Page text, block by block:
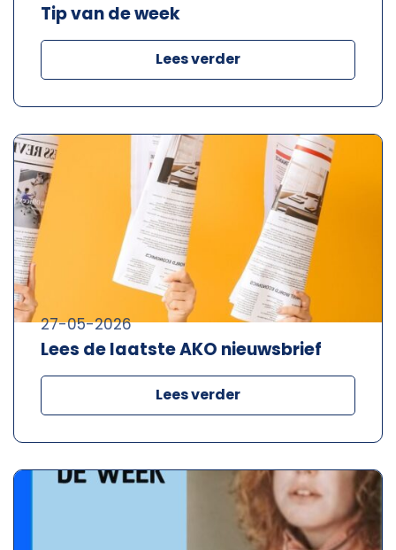
Tip van de week
Lees verder
Lees de laatste AKO nieuwsbrief
27-05-2026
Lees verder